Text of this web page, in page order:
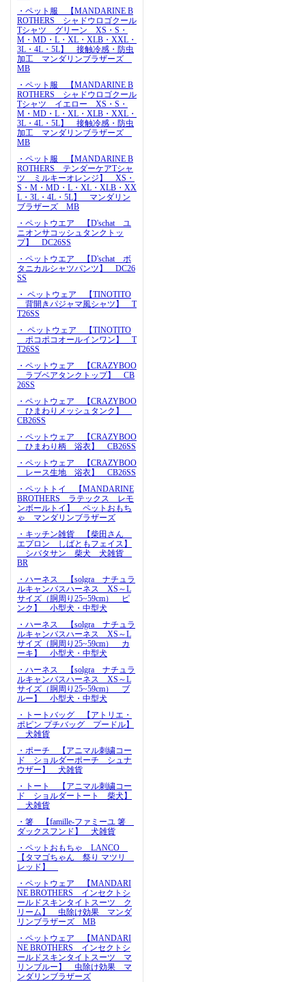
・ペット服 【MANDARINE B
ROTHERS シャドウロゴクール
Tシャツ グリーン XS・S・
M・MD・L・XL・XLB・XXL・
3L・4L・5L】 接触冷感・防虫
加工 マンダリンブラザーズ
MB
・ペット服 【MANDARINE B
ROTHERS シャドウロゴクール
Tシャツ イエロー XS・S・
M・MD・L・XL・XLB・XXL・
3L・4L・5L】 接触冷感・防虫
加工 マンダリンブラザーズ
MB
・ペット服 【MANDARINE B
ROTHERS テンダーケアTシャ
ツ ミルキーオレンジ】 XS・
S・M・MD・L・XL・XLB・XX
L・3L・4L・5L】 マンダリン
ブラザーズ MB
・ペットウエア 【D'schat ユ
ニオンサコッシュタンクトッ
プ】 DC26SS
・ペットウエア 【D'schat ボ
タニカルシャツパンツ】 DC26
SS
・ ペットウェア 【TINOTITO
背開きパジャマ風シャツ】 T
T26SS
・ ペットウェア 【TINOTITO
ポコポコオールインワン】 T
T26SS
・ペットウェア 【CRAZYBOO
ラブベアタンクトップ】 CB
26SS
・ペットウェア 【CRAZYBOO
ひまわりメッシュタンク】
CB26SS
・ペットウェア 【CRAZYBOO
ひまわり柄 浴衣】 CB26SS
・ペットウェア 【CRAZYBOO
レース生地 浴衣】 CB26SS
・ペットトイ 【MANDARINE
BROTHERS ラテックス レモ
ンボールトイ】 ペットおもち
ゃ マンダリンブラザーズ
・キッチン雑貨 【柴田さん
エプロン しばともフェイス】
シバタサン 柴犬 犬雑貨
BR
・ハーネス 【solgra ナチュラ
ルキャンバスハーネス XS～L
サイズ（胴周り25~59cm） ピ
ンク】 小型犬・中型犬
・ハーネス 【solgra ナチュラ
ルキャンバスハーネス XS～L
サイズ（胴周り25~59cm） カ
ーキ】 小型犬・中型犬
・ハーネス 【solgra ナチュラ
ルキャンバスハーネス XS～L
サイズ（胴周り25~59cm） ブ
ルー】 小型犬・中型犬
・トートバッグ 【アトリエ・
ポピン プチバッグ プードル】
犬雑貨
・ポーチ 【アニマル刺繍コー
ド ショルダーポーチ シュナ
ウザー】 犬雑貨
・トート 【アニマル刺繍コー
ド ショルダートート 柴犬】
犬雑貨
・箸 【famille-ファミーユ 箸
ダックスフンド】 犬雑貨
・ペットおもちゃ LANCO
【タマゴちゃん 祭り マツリ
レッド】
・ペットウェア 【MANDARI
NE BROTHERS インセクトシ
ールドスキンタイトスーツ ク
リーム】 虫除け効果 マンダ
リンブラザーズ MB
・ペットウェア 【MANDARI
NE BROTHERS インセクトシ
ールドスキンタイトスーツ マ
リンブルー】 虫除け効果 マ
ンダリンブラザーズ